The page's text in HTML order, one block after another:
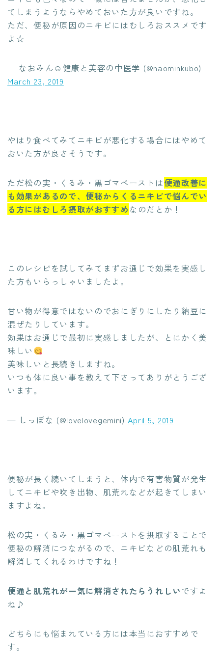
てしまうようならやめておいた方が良いですね。
ただ、便秘が原因のニキビにはむしろおススメです
よ☆
— なおみん☺︎健康と美容の中医学 (@naominkubo)
March 23, 2019
やはり食べてみてニキビが悪化する場合にはやめて
おいた方が良さそうです。
ただ松の実・くるみ・黒ゴマペーストは便通改善に
も効果があるので、便秘からくるニキビで悩んでい
る方にはむしろ摂取がおすすめなのだとか！
このレシピを試してみてまずお通じで効果を実感し
た方もいらっしゃいましたよ。
甘い物が得意ではないのでおにぎりにしたり納豆に
混ぜたりしています。
効果はお通じで最初に実感しましたが、とにかく美
味しい
美味しいと長続きしますね。
いつも体に良い事を教えて下さってありがとうござ
います。
— しっぽな (@lovelovegemini) April 5, 2019
便秘が長く続いてしまうと、体内で有害物質が発生
してニキビや吹き出物、肌荒れなどが起きてしまい
ますよね。
松の実・くるみ・黒ゴマペーストを摂取することで
便秘の解消につながるので、ニキビなどの肌荒れも
解消してくれるわけですね！
便通と肌荒れが一気に解消されたらうれしい ですよ
ね♪
どちらにも悩まれている方には本当におすすめで
す。